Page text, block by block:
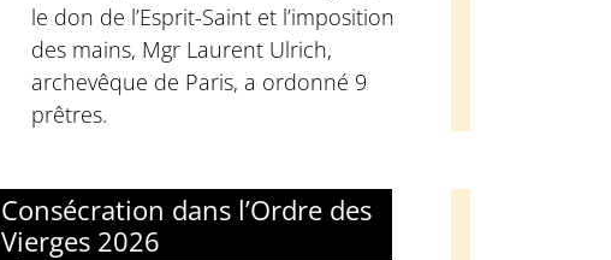
le don de l’Esprit-Saint et l’imposition
des mains, Mgr Laurent Ulrich,
archevêque de Paris, a ordonné 9
prêtres.
Consécration dans l’Ordre des
Vierges 2026